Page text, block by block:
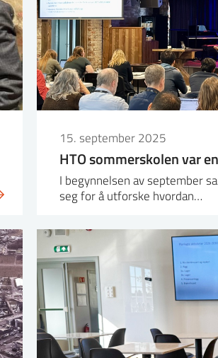
15. september 2025
HTO sommerskolen var
I begynnelsen av september
seg for å utforske hvordan…